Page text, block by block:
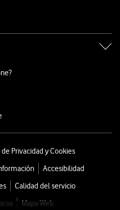
Privacidad y Cookies
Accesibilidad
Calidad del servicio
Mapa Web